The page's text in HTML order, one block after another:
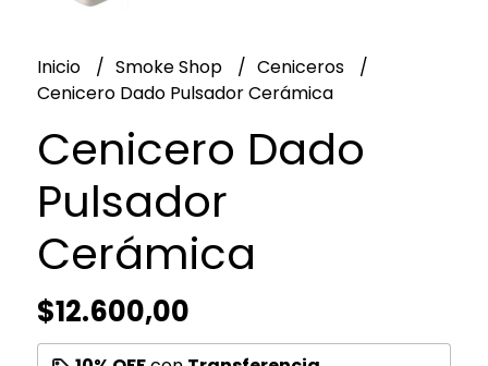
Inicio Smoke Shop
Ceniceros
Cenicero Dado Pulsador Cerámica
Cenicero Dado
Pulsador
Cerámica
$12.600,00